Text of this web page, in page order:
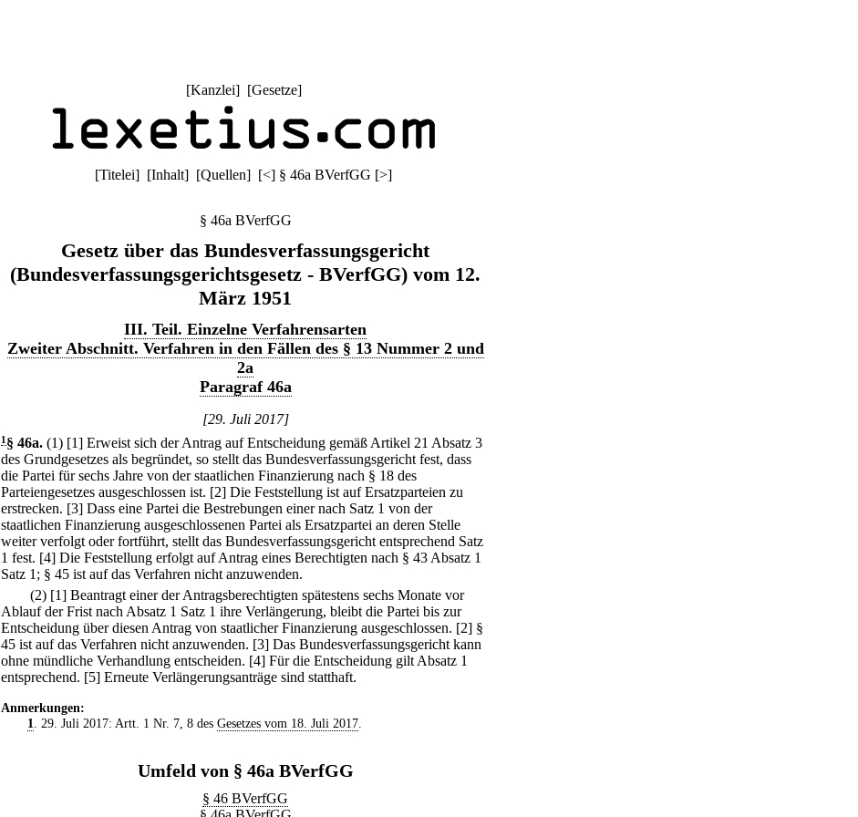
[Kanzlei] [Gesetze]
[Titelei] [Inhalt] [Quellen] [<] § 46a BVerfGG [>]
§ 46a BVerfGG
Gesetz über das Bundesverfassungsgericht
(Bundesverfassungsgerichtsgesetz - BVerfGG) vom 12.
März 1951
III. Teil. Einzelne Verfahrensarten
Zweiter Abschnitt. Verfahren in den Fällen des § 13 Nummer 2 und
2a
Paragraf 46a
[29. Juli 2017]
1 § 46a. (1) [1] Erweist sich der Antrag auf Entscheidung gemäß Artikel 21 Absatz 3
des Grundgesetzes als begründet, so stellt das Bundesverfassungsgericht fest, dass
die Partei für sechs Jahre von der staatlichen Finanzierung nach § 18 des
Parteiengesetzes ausgeschlossen ist. [2] Die Feststellung ist auf Ersatzparteien zu
erstrecken. [3] Dass eine Partei die Bestrebungen einer nach Satz 1 von der
staatlichen Finanzierung ausgeschlossenen Partei als Ersatzpartei an deren Stelle
weiter verfolgt oder fortführt, stellt das Bundesverfassungsgericht entsprechend Satz
1 fest. [4] Die Feststellung erfolgt auf Antrag eines Berechtigten nach § 43 Absatz 1
Satz 1; § 45 ist auf das Verfahren nicht anzuwenden.
(2) [1] Beantragt einer der Antragsberechtigten spätestens sechs Monate vor
Ablauf der Frist nach Absatz 1 Satz 1 ihre Verlängerung, bleibt die Partei bis zur
Entscheidung über diesen Antrag von staatlicher Finanzierung ausgeschlossen. [2] §
45 ist auf das Verfahren nicht anzuwenden. [3] Das Bundesverfassungsgericht kann
ohne mündliche Verhandlung entscheiden. [4] Für die Entscheidung gilt Absatz 1
entsprechend. [5] Erneute Verlängerungsanträge sind statthaft.
Anmerkungen:
1. 29. Juli 2017: Artt. 1 Nr. 7, 8 des Gesetzes vom 18. Juli 2017.
Umfeld von § 46a BVerfGG
§ 46 BVerfGG